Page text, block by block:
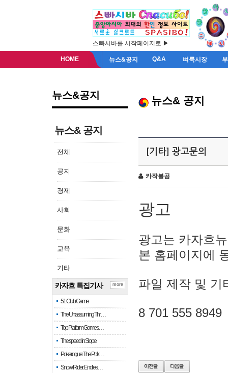
스빠시바를 시작페이지로 ▶
HOME 뉴스&공지 Q&A 벼룩시장
뉴스&공지
뉴스& 공지
전체
공지
경제
사회
문화
교육
기타
카자흐 특집기사
51 Club Game
The Unassuming Thr…
Top Platform Games…
The speed in Slope
Pokerogue: The Pok…
Snow Rider: Endles…
more
뉴스& 공지
[기타] 광고문의
카작불곰
광고
광고는 카자흐
본 홈페이지에
파일 제작 및 기
8 701 555 8949